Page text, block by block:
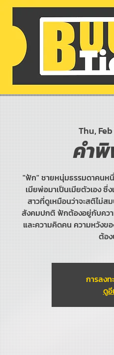
Thu,
คำ
"ฟัก" ชายหนุ่มธรรมดาคนห
เมียพ่อมาเป็นเมียตัวเอง
สาวที่ดูเหมือนว่าจะสติไม่ส
สังคมปกติ ฟักต้องอยู่กับคว
และความคิดคน ความหวังข
ต้อง
การลง
ดูอี